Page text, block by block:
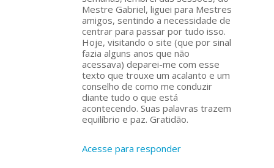
Mestre Gabriel, liguei para Mestres
amigos, sentindo a necessidade de
centrar para passar por tudo isso.
Hoje, visitando o site (que por sinal
fazia alguns anos que não
acessava) deparei-me com esse
texto que trouxe um acalanto e um
conselho de como me conduzir
diante tudo o que está
acontecendo. Suas palavras trazem
equilíbrio e paz. Gratidão.
Acesse para responder